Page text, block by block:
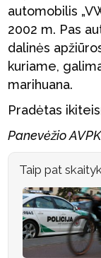
automobilis
2002 m. Pas
dalinės
kuriame,
marihuana.
Pradėtas
Panevėžio
Taip pat